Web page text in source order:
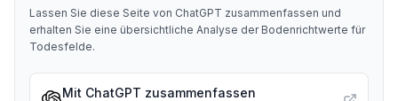
Lassen Sie diese Seite von ChatGPT zusammenfassen und
erhalten Sie eine übersichtliche Analyse der Bodenrichtwerte für
Todesfelde.
Mit ChatGPT zusammenfassen